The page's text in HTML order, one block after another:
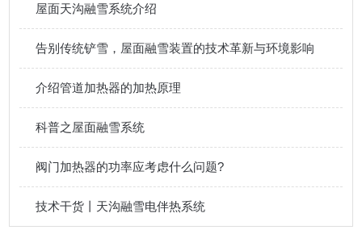
屋面天沟融雪系统介绍
告别传统铲雪，屋面融雪装置的技术革新与环境影响
介绍管道加热器的加热原理
科普之屋面融雪系统
阀门加热器的功率应考虑什么问题?
技术干货丨天沟融雪电伴热系统